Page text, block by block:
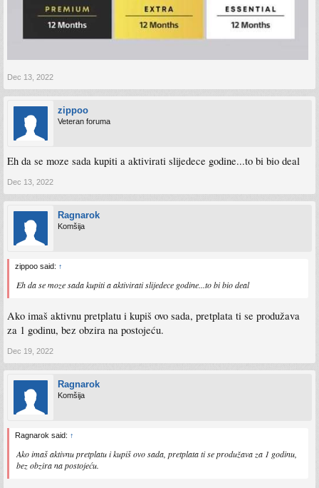
Dec 13, 2022
zippoo
Veteran foruma
Eh da se moze sada kupiti a aktivirati slijedece godine...to bi bio deal
Dec 13, 2022
Ragnarok
Komšija
zippoo said: ↑
Eh da se moze sada kupiti a aktivirati slijedece godine...to bi bio deal
Ako imaš aktivnu pretplatu i kupiš ovo sada, pretplata ti se produžava
za 1 godinu, bez obzira na postojeću.
Dec 19, 2022
Ragnarok
Komšija
Ragnarok said: ↑
Ako imaš aktivnu pretplatu i kupiš ovo sada, pretplata ti se produžava za 1 godinu,
bez obzira na postojeću.